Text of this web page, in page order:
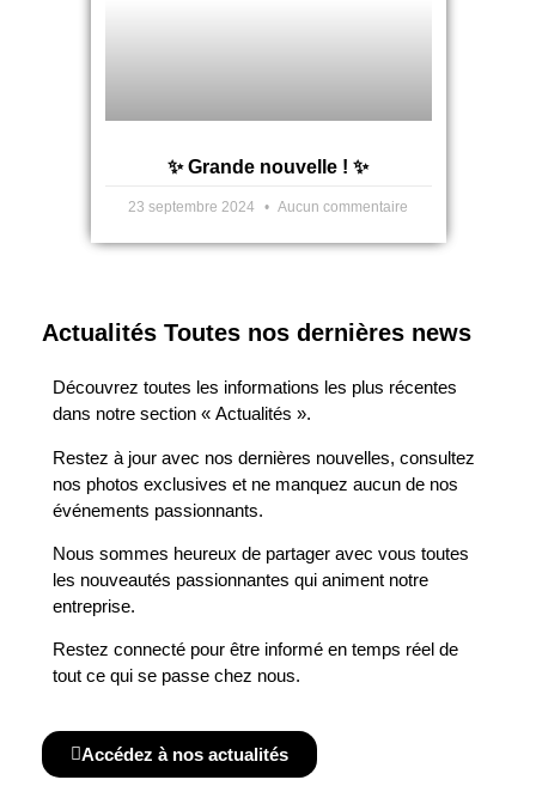
✨ Grande nouvelle ! ✨
23 septembre 2024 Aucun commentaire
Actualités Toutes nos dernières news
Découvrez toutes les informations les plus récentes
dans notre section « Actualités ».
Restez à jour avec nos dernières nouvelles, consultez
nos photos exclusives et ne manquez aucun de nos
événements passionnants.
Nous sommes heureux de partager avec vous toutes
les nouveautés passionnantes qui animent notre
entreprise.
Restez connecté pour être informé en temps réel de
tout ce qui se passe chez nous.
Accédez à nos actualités